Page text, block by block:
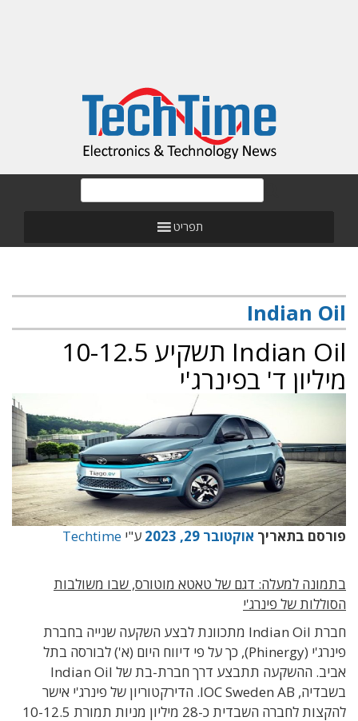
תפריט
Indian Oil
Indian Oil תשקיע 10-12.5
מיליון ד' בפינרג'י
פורסם בתאריך אוקטובר 29, 2023 ע"י Techtime
בתמונה למעלה: דגם של טאטא מוטורס, שבו משולבות
הסוללות של פינרג'י
חברת Indian Oil מתכוונת לבצע השקעה שנייה בחברת
פינרג'י (Phinergy), כך על פי דיווח היום (א') לבורסה בתל
אביב. ההשקעה תתבצע דרך חברת-בת של Indian Oil
בשבדיה, IOC Sweden AB. הדירקטוריון של פינרג'י אישר
להקצות לחברה השבדית כ-28 מיליון מניות תמורת 10-12.5